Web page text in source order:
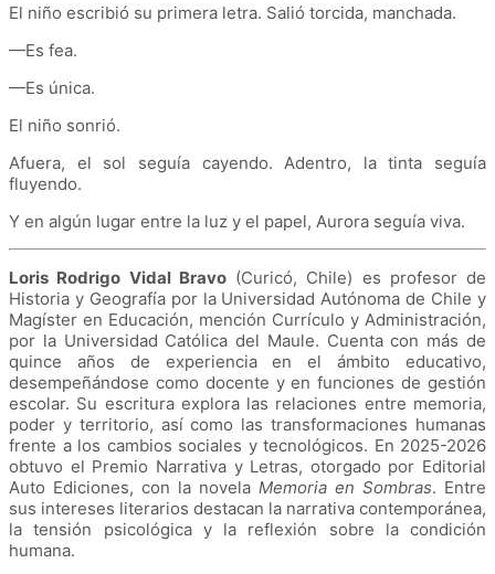
El niño escribió su primera letra. Salió torcida, manchada.
—Es fea.
—Es única.
El niño sonrió.
Afuera, el sol seguía cayendo. Adentro, la tinta seguía
fluyendo.
Y en algún lugar entre la luz y el papel, Aurora seguía viva.
Loris Rodrigo Vidal Bravo(Curicó, Chile) es profesor de
Historia y Geografía por la Universidad Autónoma de Chile y
Magíster en Educación, mención Currículo y Administración,
por la Universidad Católica del Maule. Cuenta con más de
quince años de experiencia en el ámbito educativo,
desempeñándose como docente y en funciones de gestión
escolar. Su escritura explora las relaciones entre memoria,
poder y territorio, así como las transformaciones humanas
frente a los cambios sociales y tecnológicos. En 2025-2026
obtuvo el Premio Narrativa y Letras, otorgado por Editorial
Auto Ediciones, con la novela Memoria en Sombras. Entre
sus intereses literarios destacan la narrativa contemporánea,
la tensión psicológica y la reflexión sobre la condición
humana.